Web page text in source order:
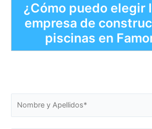
¿Cómo puedo elegir
empresa de
piscinas en